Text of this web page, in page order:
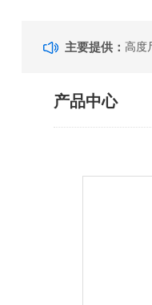
主要提供：
产品中心